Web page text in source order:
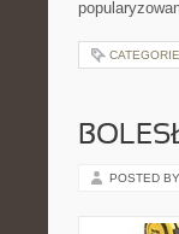
POSTED